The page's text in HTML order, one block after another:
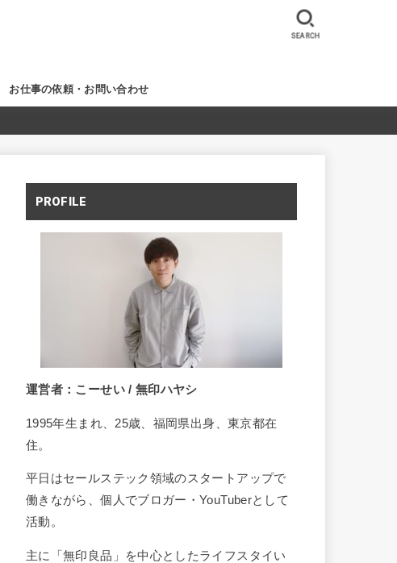
お仕事の依頼・お問い合わせ
SEARCH
PROFILE
運営者：こーせい / 無印ハヤシ
1995年生まれ、25歳、福岡県出身、東京都在
住。
平日はセールステック領域のスタートアップで
働きながら、個人でブロガー・YouTuberとして
活動。
主に「無印良品」を中心としたライフスタイい